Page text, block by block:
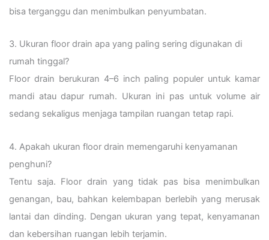
bisa terganggu dan menimbulkan penyumbatan.
3. Ukuran floor drain apa yang paling sering digunakan di
rumah tinggal?
Floor drain berukuran 4–6 inch paling populer untuk kamar
mandi atau dapur rumah. Ukuran ini pas untuk volume air
sedang sekaligus menjaga tampilan ruangan tetap rapi.
4. Apakah ukuran floor drain memengaruhi kenyamanan
penghuni?
Tentu saja. Floor drain yang tidak pas bisa menimbulkan
genangan, bau, bahkan kelembapan berlebih yang merusak
lantai dan dinding. Dengan ukuran yang tepat, kenyamanan
dan kebersihan ruangan lebih terjamin.